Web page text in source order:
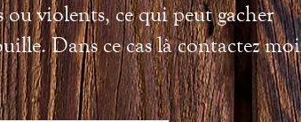
ou violents, ce qui peut gacher
Dans ce cas là contactez moi